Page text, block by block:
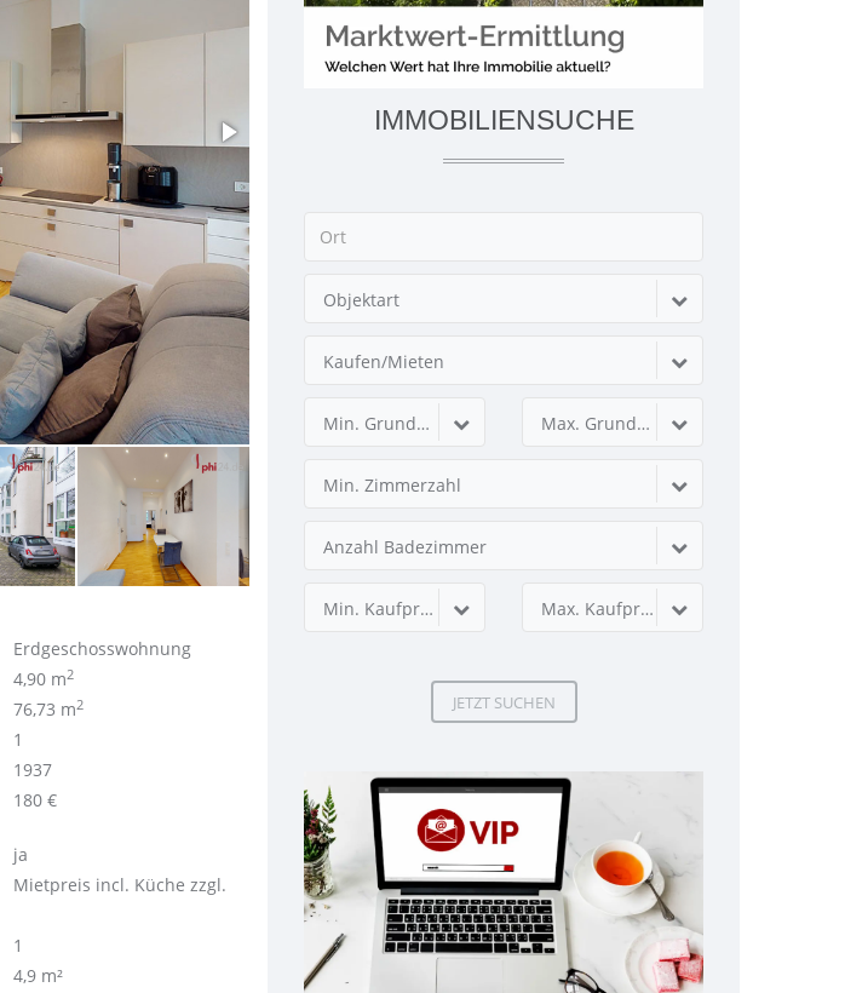
Erdgeschosswohnung
4,90 m2
76,73 m2
1
1937
180 €
ja
Mietpreis incl. Küche zzgl.
1
4,9 m²
IMMOBILIENSUCHE
Objektart
Kaufen/Mieten
Min. Grundstücksfläche Max. Grundstücksfläche
Min. Zimmerzahl
Anzahl Badezimmer
Min. Kaufpreis Max. Kaufpreis
JETZT SUCHEN